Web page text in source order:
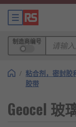
制造商编号
/ 粘合剂，密封胶
胶带
Geocel 玻